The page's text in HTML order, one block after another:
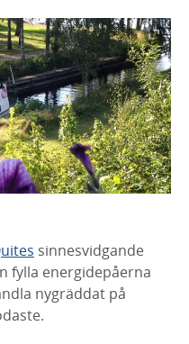
sinnesvidgande
fylla energidepåerna
nygräddat på